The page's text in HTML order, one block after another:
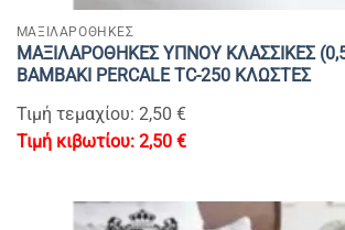
ΜΑΞΙΛΑΡΟΘΗΚΕΣ
ΜΑΞΙΛΑΡΟΘΗΚΕΣ ΥΠΝΟΥ ΚΛΑΣΣΙΚΕΣ
BAMBAKI PERCALE TC-250 ΚΛΩΣΤΕΣ
Τιμή τεμαχίου: 2,50 €
2,50 €